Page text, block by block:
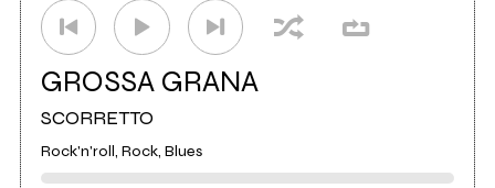
GROSSA GRANA
SCORRETTO
Rock'n'roll, Rock, Blues